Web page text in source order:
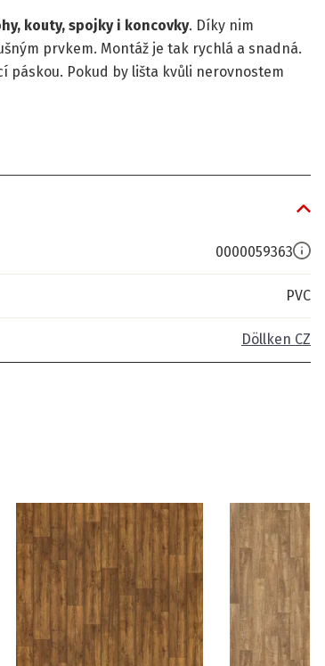
kouty, spojky i koncovky. Díky nim
prvkem. Montáž je tak rychlá a snadná.
Pokud by lišta kvůli nerovnostem
0000059363
PVC
Döllken CZ